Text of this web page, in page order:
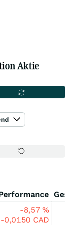
Aktie
-8,57%
-0,0150 CAD